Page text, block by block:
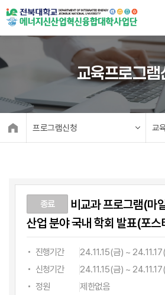
교육프로그램
프로그램신청 교
종료
비교과 프로그램(마
산업 분야 국내 학회 발표(포스
진행기간
24.11.15(금) ~
신청기간
24.11.15(금) ~
정원
제한없음